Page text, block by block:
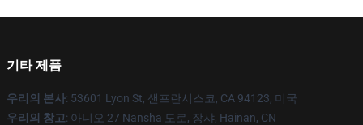
기타 제품
우리의 본사: 53601 Lyon St, 샌프란시스코, CA 94123, 미국
우리의 창고: 아니오 27 Nansha 도로, 장샤, Hainan, CN